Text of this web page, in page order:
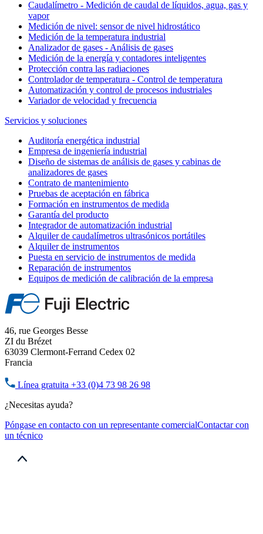
Caudalímetro - Medición de caudal de líquidos, agua, gas y
vapor
Medición de nivel: sensor de nivel hidrostático
Medición de la temperatura industrial
Analizador de gases - Análisis de gases
Medición de la energía y contadores inteligentes
Protección contra las radiaciones
Controlador de temperatura - Control de temperatura
Automatización y control de procesos industriales
Variador de velocidad y frecuencia
Servicios y soluciones
Auditoría energética industrial
Empresa de ingeniería industrial
Diseño de sistemas de análisis de gases y cabinas de
analizadores de gases
Contrato de mantenimiento
Pruebas de aceptación en fábrica
Formación en instrumentos de medida
Garantía del producto
Integrador de automatización industrial
Alquiler de caudalímetros ultrasónicos portátiles
Alquiler de instrumentos
Puesta en servicio de instrumentos de medida
Reparación de instrumentos
Equipos de medición de calibración de la empresa
46, rue Georges Besse
ZI du Brézet
63039 Clermont-Ferrand Cedex 02
Francia
Línea gratuita +33 (0)4 73 98 26 98
¿Necesitas ayuda?
Póngase en contacto con un representante comercialContactar con
un técnico